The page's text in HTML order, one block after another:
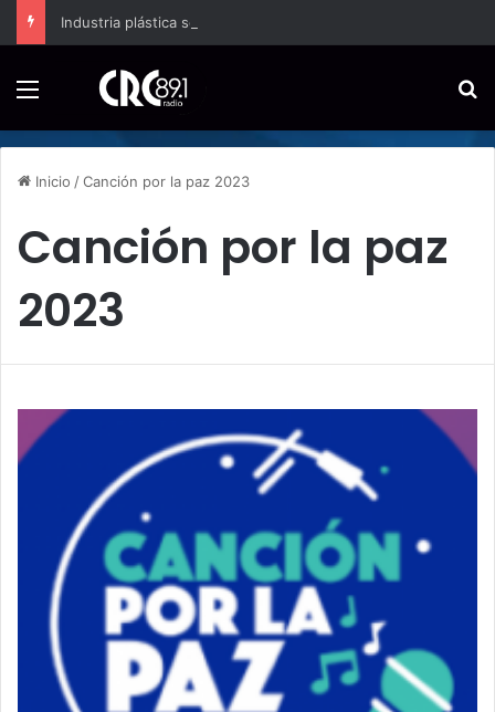
Industria plástica se suma a la economía circular
Inicio /Canción por la paz 2023
Canción por la paz
2023